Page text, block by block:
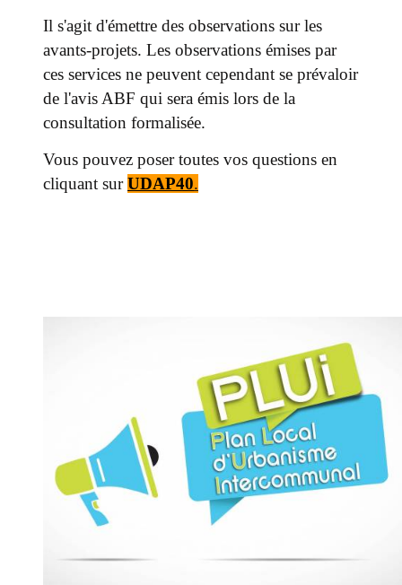
Il s'agit d'émettre des observations sur les
avants-projets. Les observations émises par
ces services ne peuvent cependant se prévaloir
de l'avis ABF qui sera émis lors de la
consultation formalisée.
Vous pouvez poser toutes vos questions en
cliquant surUDAP40.